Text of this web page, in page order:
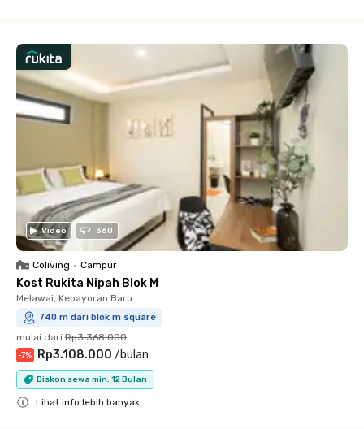
Video 360
Coliving • Campur
Kost Rukita Nipah Blok M
Melawai, Kebayoran Baru
740 m dari blok m square
mulai dari Rp3.368.000
-7% Rp3.108.000 /bulan
Diskon sewa min. 12 Bulan
Lihat info lebih banyak